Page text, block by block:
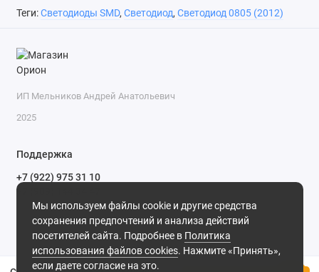
Теги:Светодиоды SMD, Светодиод, Светодиод 0805 (2012)
Мы используем файлы cookie и другие средства
сохранения предпочтений и анализа действий
посетителей сайта. Подробнее в Политика
использования файлов cookies. Нажмите «Принять»,
если даете согласие на это.
ИП Мельников Андрей Анатольевич
2025
Поддержка
+7 (922) 975 31 10
+7 (909) 144 34 47
пн-пт с 9-00 до 18-00 часов,
сб с 10-00 до 15-00 часов,
вс выходной
(MSK, UTC+3)